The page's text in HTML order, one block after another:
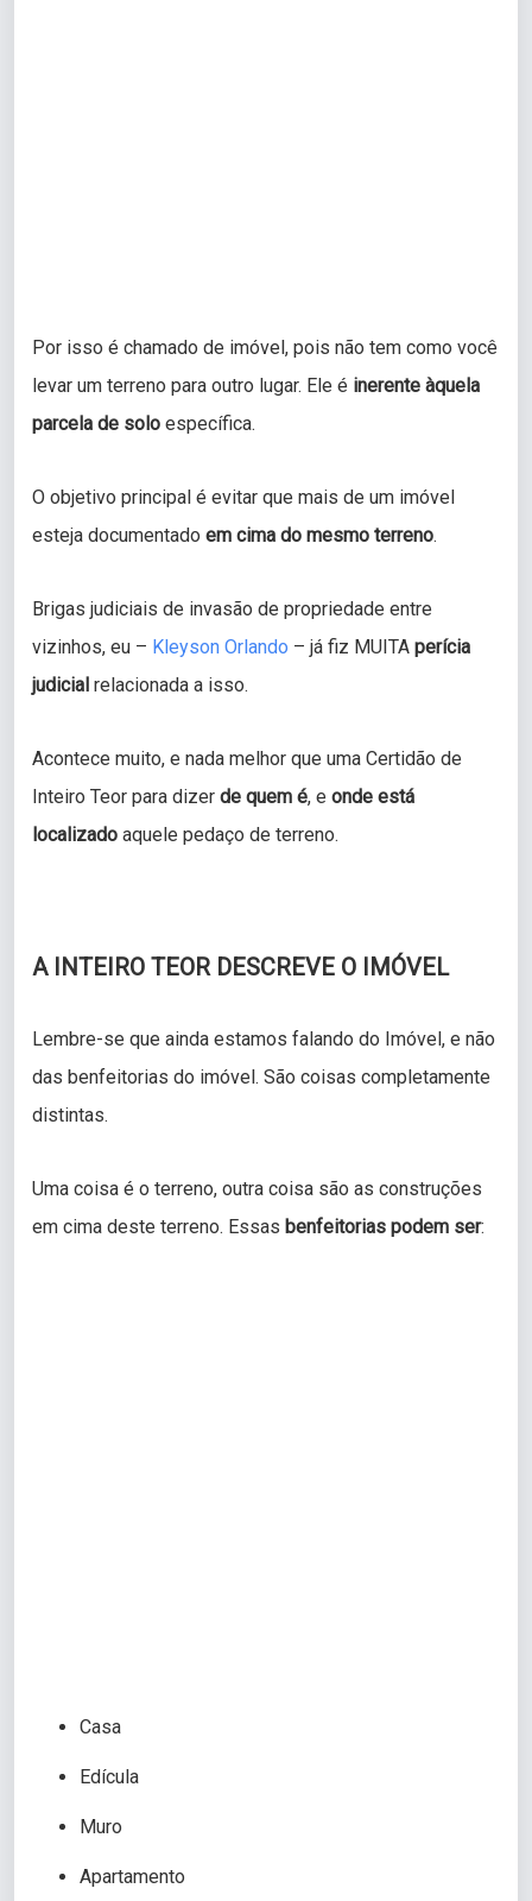
Por isso é chamado de imóvel, pois não tem como você
levar um terreno para outro lugar. Ele é inerente àquela
parcela de solo específica.
O objetivo principal é evitar que mais de um imóvel
esteja documentado em cima do mesmo terreno.
Brigas judiciais de invasão de propriedade entre
vizinhos, eu – Kleyson Orlando – já fiz MUITA perícia
judicial relacionada a isso.
Acontece muito, e nada melhor que uma Certidão de
Inteiro Teor para dizer de quem é, e onde está
localizado aquele pedaço de terreno.
A INTEIRO TEOR DESCREVE O IMÓVEL
Lembre-se que ainda estamos falando do Imóvel, e não
das benfeitorias do imóvel. São coisas completamente
distintas.
Uma coisa é o terreno, outra coisa são as construções
em cima deste terreno. Essas benfeitorias podem ser:
Casa
Edícula
Muro
Apartamento